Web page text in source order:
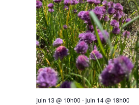
juin 13 @ 10h00 -juin 14 @ 18h00